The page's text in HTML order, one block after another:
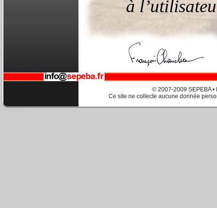
à
© 2007-2009 SEPEBA •
Ce site ne collecte aucune donnée